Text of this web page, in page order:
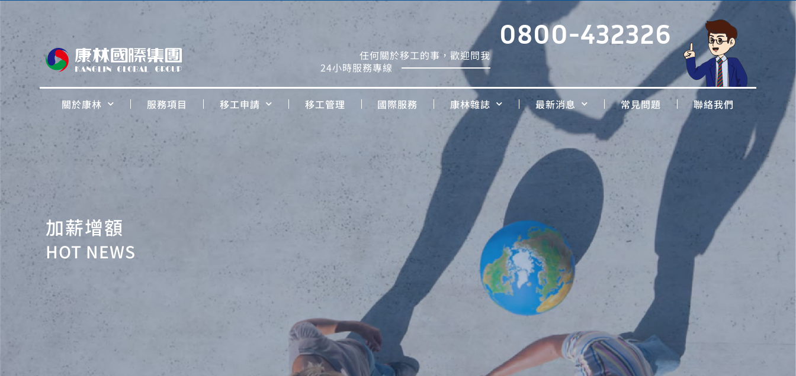
任何關於移工的事，歡迎問我
24小時服務專線
0800-432326
關於康林 服務項目 移工申請 移工管理 國際服務 康林雜誌 最新消息 常見問題 聯絡我們
加薪增額
HOT NEWS